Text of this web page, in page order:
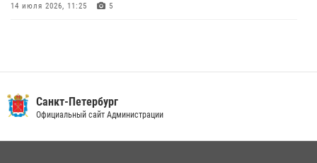
14 июля 2026, 11:25 5
В Красногвардейском районе росгвардейцы задержали хулигана,
угрожавшего мужчине пневматическим пистолетом
Санкт-Петербург
Официальный сайт Администрации